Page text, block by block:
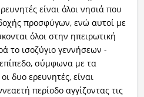
είναι όλοι νησιά που
προσφύγων, ενώ αυτοί με
όλοι στην ηπειρωτική
το ισοζύγιο γεννήσεων -
σύμφωνα με τα
δυο ερευνητές, είναι
περίοδο αγγίζοντας τις